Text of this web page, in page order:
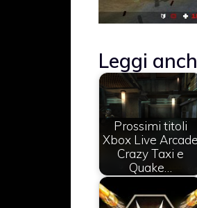
Leggi
Prossimi titoli
Xbox Live Arcade
Crazy Taxi e
Quake…